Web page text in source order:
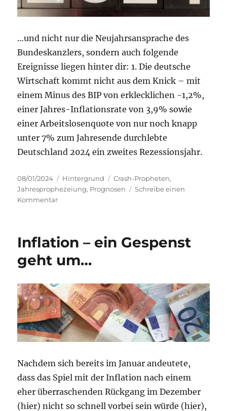
Harvey
…und nicht nur die Neujahrsansprache des
Bundeskanzlers, sondern auch folgende
Ereignisse liegen hinter dir: 1. Die deutsche
Wirtschaft kommt nicht aus dem Knick – mit
einem Minus des BIP von erklecklichen -1,2%,
einer Jahres-Inflationsrate von 3,9% sowie
einer Arbeitslosenquote von nur noch knapp
unter 7% zum Jahresende durchlebte
Deutschland 2024 ein zweites Rezessionsjahr.
Veröffentlicht
am
08/01/2024 Kategorien
Hintergrund Schlagwörter
Crash-Propheten,
Jahresprophezeiung, Prognosen
Schreibe einen
Kommentarzu
es
der
20:30
Uhr…
Inflation – ein Gespenst
geht um…
Nachdem sich bereits im Januar andeutete,
dass das Spiel mit der Inflation nach einem
eher überraschenden Rückgang im Dezember
(hier) nicht so schnell vorbei sein würde (hier),